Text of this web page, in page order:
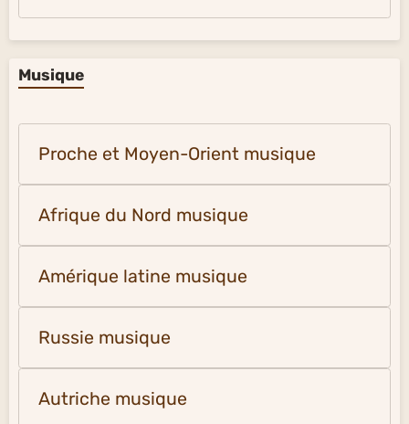
Musique
Proche et Moyen-Orient musique
Afrique du Nord musique
Amérique latine musique
Russie musique
Autriche musique